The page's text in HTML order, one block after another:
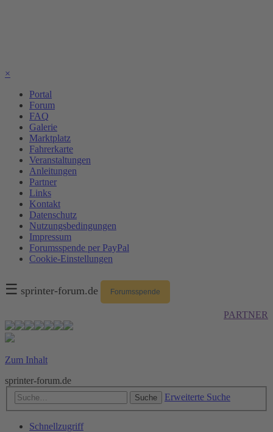
×
Portal
Forum
FAQ
Galerie
Marktplatz
Fahrerkarte
Veranstaltungen
Anleitungen
Partner
Links
Kontakt
Datenschutz
Nutzungsbedingungen
Impressum
Forumsspende per PayPal
Cookie-Einstellungen
☰ sprinter-forum.de Forumsspende
PARTNER
Zum Inhalt
sprinter-forum.de
Suche Erweiterte Suche
Schnellzugriff